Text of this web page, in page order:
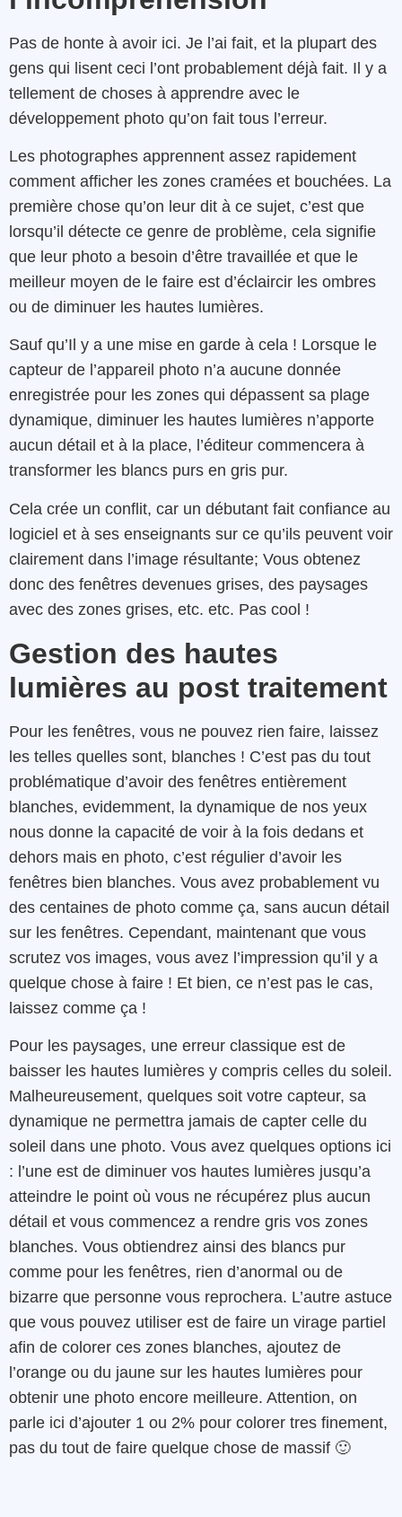
Pas de honte à avoir ici. Je l’ai fait, et la plupart des
gens qui lisent ceci l’ont probablement déjà fait. Il y a
tellement de choses à apprendre avec le
développement photo qu’on fait tous l’erreur.
Les photographes apprennent assez rapidement
comment afficher les zones cramées et bouchées. La
première chose qu’on leur dit à ce sujet, c’est que
lorsqu’il détecte ce genre de problème, cela signifie
que leur photo a besoin d’être travaillée et que le
meilleur moyen de le faire est d’éclaircir les ombres
ou de diminuer les hautes lumières.
Sauf qu’Il y a une mise en garde à cela ! Lorsque le
capteur de l’appareil photo n’a aucune donnée
enregistrée pour les zones qui dépassent sa plage
dynamique, diminuer les hautes lumières n’apporte
aucun détail et à la place, l’éditeur commencera à
transformer les blancs purs en gris pur.
Cela crée un conflit, car un débutant fait confiance au
logiciel et à ses enseignants sur ce qu’ils peuvent voir
clairement dans l’image résultante; Vous obtenez
donc des fenêtres devenues grises, des paysages
avec des zones grises, etc. etc. Pas cool !
Gestion des hautes
lumières au post traitement
Pour les fenêtres, vous ne pouvez rien faire, laissez
les telles quelles sont, blanches ! C’est pas du tout
problématique d’avoir des fenêtres entièrement
blanches, evidemment, la dynamique de nos yeux
nous donne la capacité de voir à la fois dedans et
dehors mais en photo, c’est régulier d’avoir les
fenêtres bien blanches. Vous avez probablement vu
des centaines de photo comme ça, sans aucun détail
sur les fenêtres. Cependant, maintenant que vous
scrutez vos images, vous avez l’impression qu’il y a
quelque chose à faire ! Et bien, ce n’est pas le cas,
laissez comme ça !
Pour les paysages, une erreur classique est de
baisser les hautes lumières y compris celles du soleil.
Malheureusement, quelques soit votre capteur, sa
dynamique ne permettra jamais de capter celle du
soleil dans une photo. Vous avez quelques options ici
: l’une est de diminuer vos hautes lumières jusqu’a
atteindre le point où vous ne récupérez plus aucun
détail et vous commencez a rendre gris vos zones
blanches. Vous obtiendrez ainsi des blancs pur
comme pour les fenêtres, rien d’anormal ou de
bizarre que personne vous reprochera. L’autre astuce
que vous pouvez utiliser est de faire un virage partiel
afin de colorer ces zones blanches, ajoutez de
l’orange ou du jaune sur les hautes lumières pour
obtenir une photo encore meilleure. Attention, on
parle ici d’ajouter 1 ou 2% pour colorer tres finement,
pas du tout de faire quelque chose de massif 🙂